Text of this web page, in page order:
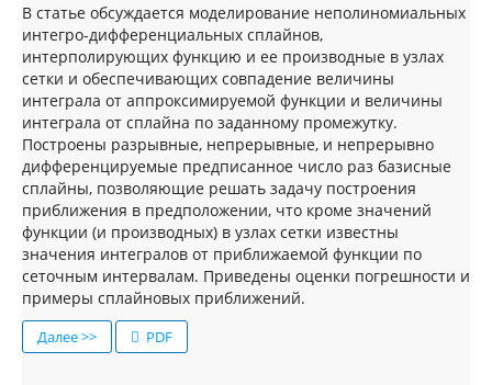
В статье обсуждается моделирование неполиномиальных
интегро-дифференциальных сплайнов,
интерполирующих функцию и ее производные в узлах
сетки и обеспечивающих совпадение величины
интеграла от аппроксимируемой функции и величины
интеграла от сплайна по заданному промежутку.
Построены разрывные, непрерывные, и непрерывно
дифференцируемые предписанное число раз базисные
сплайны, позволяющие решать задачу построения
приближения в предположении, что кроме значений
функции (и производных) в узлах сетки известны
значения интегралов от приближаемой функции по
сеточным интервалам. Приведены оценки погрешности и
примеры сплайновых приближений.
Далее >> PDF